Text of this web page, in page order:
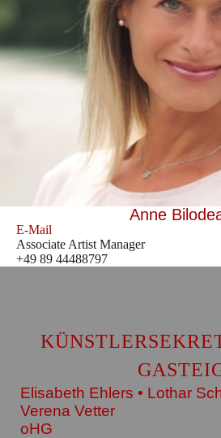
Anne
E-Mail
Associate Artist Manager
+49 89 44488797
Elisabeth Ehlers • Lothar
Verena Vetter
oHG